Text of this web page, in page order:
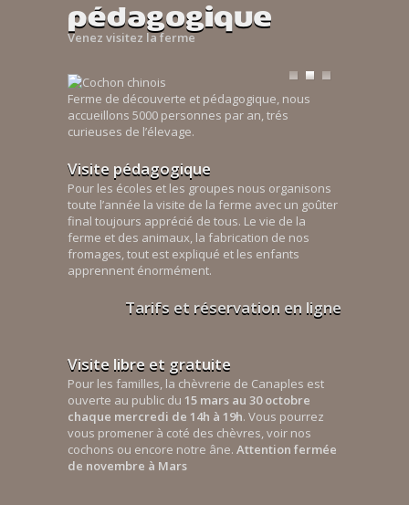
pédagogique
Venez visitez la ferme
Ferme de découverte et pédagogique, nous
accueillons 5000 personnes par an, trés
curieuses de l’élevage.
Visite pédagogique
Pour les écoles et les groupes nous organisons
toute l’année la visite de la ferme avec un goûter
final toujours apprécié de tous. Le vie de la
ferme et des animaux, la fabrication de nos
fromages, tout est expliqué et les enfants
apprennent énormément.
Tarifs et réservation en ligne
Visite libre et gratuite
Pour les familles, la chèvrerie de Canaples est
ouverte au public du 15 mars au 30 octobre
chaque mercredi de 14h à 19h. Vous pourrez
vous promener à coté des chèvres, voir nos
cochons ou encore notre âne. Attention fermée
de novembre à Mars